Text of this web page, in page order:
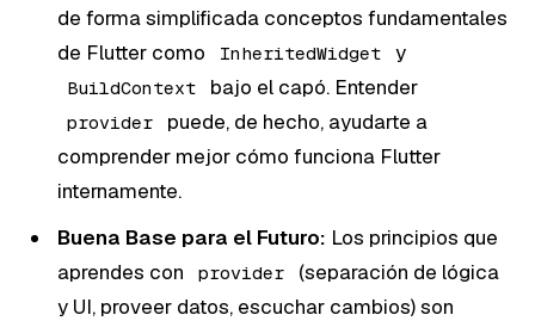
de forma simplificada conceptos fundamentales
de Flutter como
InheritedWidget y
BuildContext bajo el capó. Entender
provider
puede, de hecho, ayudarte a
comprender mejor cómo funciona Flutter
internamente.
Buena Base para el Futuro: Los principios que
aprendes con
provider
(separación de lógica
y UI, proveer datos, escuchar cambios) son